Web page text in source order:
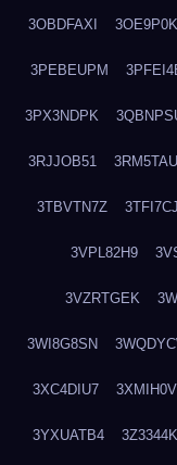
3OBDFAXI 3OE9P0KI
3PEBEUPM
3PX3NDPK
3RJJOB51
3TBVTN7Z 3TFI7CJL
3VPL82H9
3VZRTGEK
3WI8G8SN
3XC4DIU7 3XMIH0VI
3YXUATB4